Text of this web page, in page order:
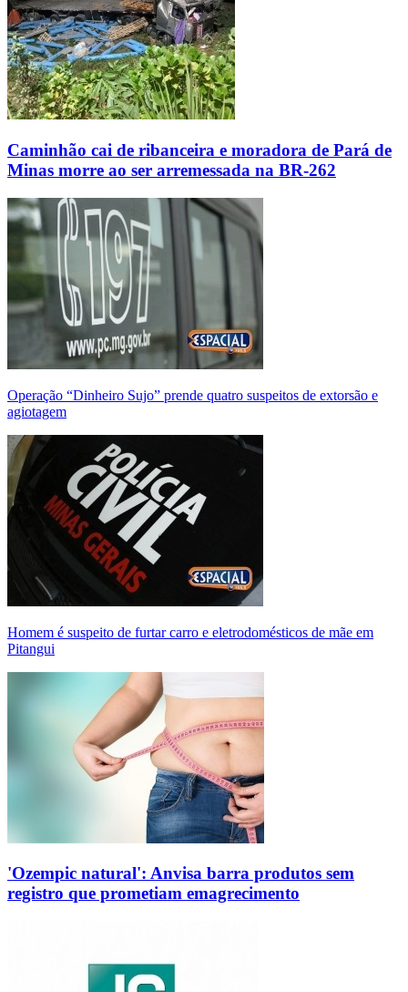
Caminhão cai de ribanceira e moradora de Pará de
Minas morre ao ser arremessada na BR-262
Operação “Dinheiro Sujo” prende quatro suspeitos de extorsão e
agiotagem
Homem é suspeito de furtar carro e eletrodomésticos de mãe em
Pitangui
'Ozempic natural': Anvisa barra produtos sem
registro que prometiam emagrecimento